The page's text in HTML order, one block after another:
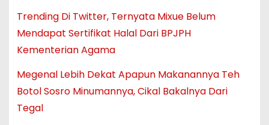
Trending Di Twitter, Ternyata Mixue Belum
Mendapat Sertifikat Halal Dari BPJPH
Kementerian Agama
Megenal Lebih Dekat Apapun Makanannya Teh
Botol Sosro Minumannya, Cikal Bakalnya Dari
Tegal